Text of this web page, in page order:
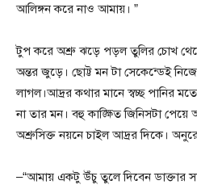
আলিঙ্গন করে নাও আমায়। ”
টুপ করে অশ্রু ঝড়ে পড়ল তুলির চোখ
অন্তর জুড়ে। ছোট্ট মন টা সেকেন্ডেই
লাগল।আদ্রর কথার মানে স্বচ্ছ পানির
না তার মন। বহু কাঙ্ক্ষিত জিনিসটা
অশ্রুসিক্ত নয়নে চাইল আদ্রর দিকে।
–“আমায় একটু উঁচু তুলে দিবেন ডাক্তার